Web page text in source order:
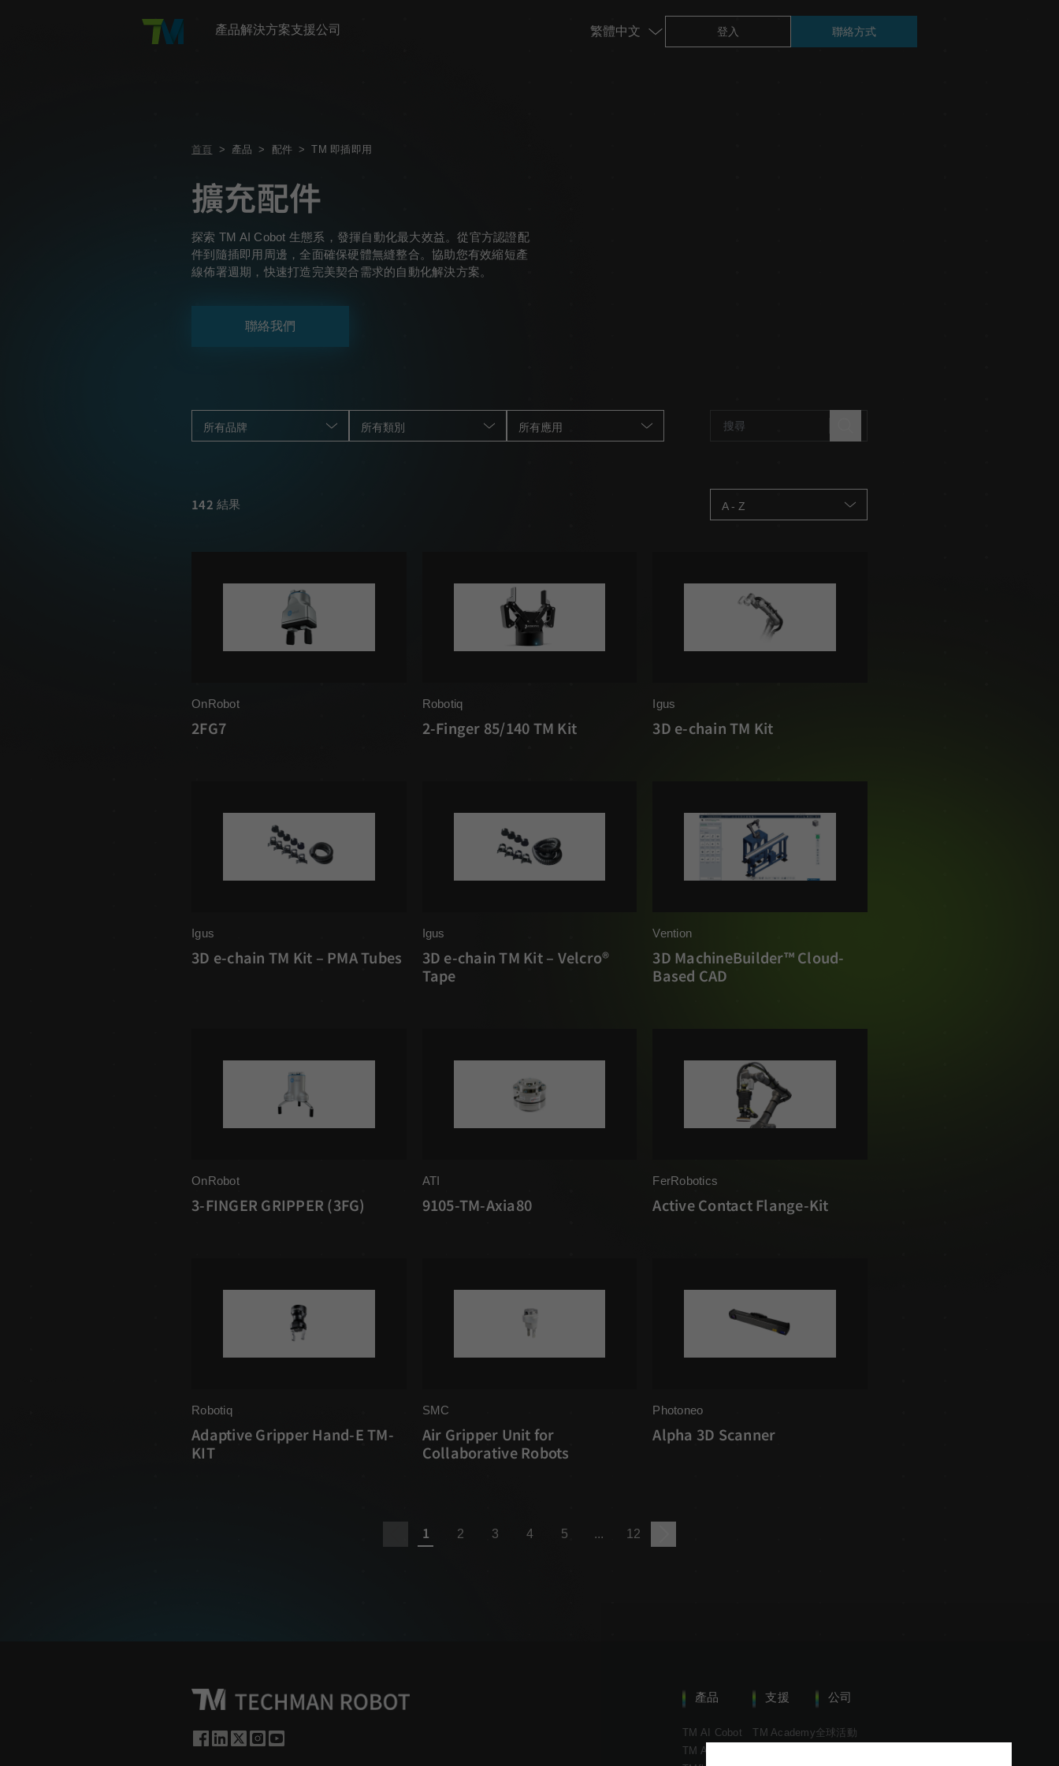
產品
TM5 - 700
TM16 TM20
解決方案
電子與半導體
消費性產品與包裝
食品飲料加工
支援
線上培訓 & 行銷素材中心
訓練中心
公司
歷史
招募資訊
歐姆龍合作夥伴
登入 聯絡方式
首頁 > 產品 > 配件 > TM 即插即用
擴充配件
探索 TM AI Cobot 生態系，發揮自動化最大效益。從官方認證配
件到隨插即用周邊，全面確保硬體無縫整合。協助您有效縮短產
線佈署週期，快速打造完美契合需求的自動化解決方案。
聯絡我們
所有品牌 所有類別 所有應用
142 結果 A - Z
OnRobot
2FG7
Robotiq
2-Finger 85/140 TM Kit
Igus
3D e-chain TM Kit
Igus
3D e-chain TM Kit – PMA Tubes
Igus
3D e-chain TM Kit – Velcro®
Tape
Vention
3D MachineBuilder™ Cloud-
Based CAD
OnRobot
3-FINGER GRIPPER (3FG)
ATI
9105-TM-Axia80
FerRobotics
Active Contact Flange-Kit
Robotiq
Adaptive Gripper Hand-E TM-
KIT
SMC
Air Gripper Unit for
Collaborative Robots
Photoneo
Alpha 3D Scanner
1 2 3 4 5 ... 12
產品
TM AI Cobot
TM AI Cobot S
支援
TM Academy
公司
全球活動